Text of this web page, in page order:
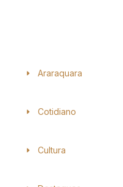
Araraquara
Cotidiano
Cultura